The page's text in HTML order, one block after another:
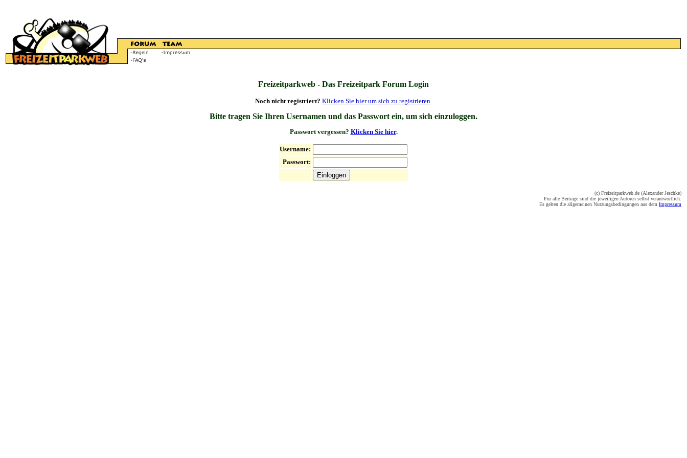
Freizeitparkweb - Das Freizeitpark Forum Login
Noch nicht registriert? Klicken Sie hier um sich zu registrieren.
Bitte tragen Sie Ihren Usernamen und das Passwort ein, um sich einzuloggen.
Passwort vergessen? Klicken Sie hier.
Username:
Passwort:
(c) Freizeitparkweb.de (Alexander Jeschke)
Für alle Beiträge sind die jeweiligen Autoren selbst verantwortlich.
Es gelten die allgemeinen Nutzungsbedingungen aus dem Impressum